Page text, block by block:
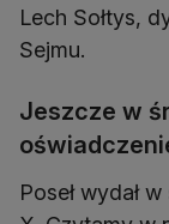
Lech Sołtys,
Sejmu.
Jeszcze w
Poseł wydał